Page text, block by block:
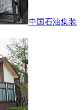
中国石油集装